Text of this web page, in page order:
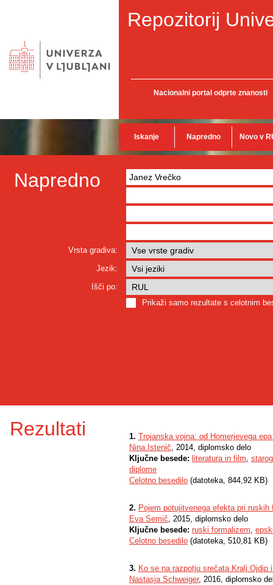
Repozitorij
Nacionalni portal odprte znanosti
Iskanje Napredno Novo v
Napredno
Vrsta gradiva:
Jezik:
Išči po:
Prikaži samo rezultate s celotnim
Rezultati 1. Trojanska vojna: od Homerjevega
Nina Istenič, 2014, diplomsko delo
Ključne besede: literatura in film,
diplome
Celotno besedilo (datoteka, 844,92 KB)
2. Pojem potujitvenega efekta pri
Eva Semič, 2015, diplomsko delo
Ključne besede: ruski formalizem,
Celotno besedilo (datoteka, 510,81 KB)
3. Ko se na razpotju srečata Kralj Ojdip
Nastasja Schweiger, 2016, diplomsko